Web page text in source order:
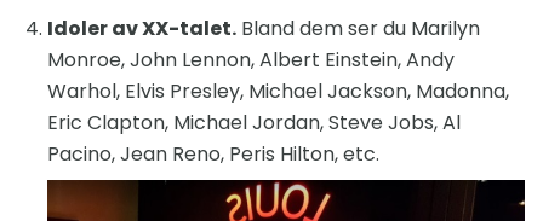
Idoler av XX-talet. Bland dem ser du Marilyn
Monroe, John Lennon, Albert Einstein, Andy
Warhol, Elvis Presley, Michael Jackson, Madonna,
Eric Clapton, Michael Jordan, Steve Jobs, Al
Pacino, Jean Reno, Peris Hilton, etc.